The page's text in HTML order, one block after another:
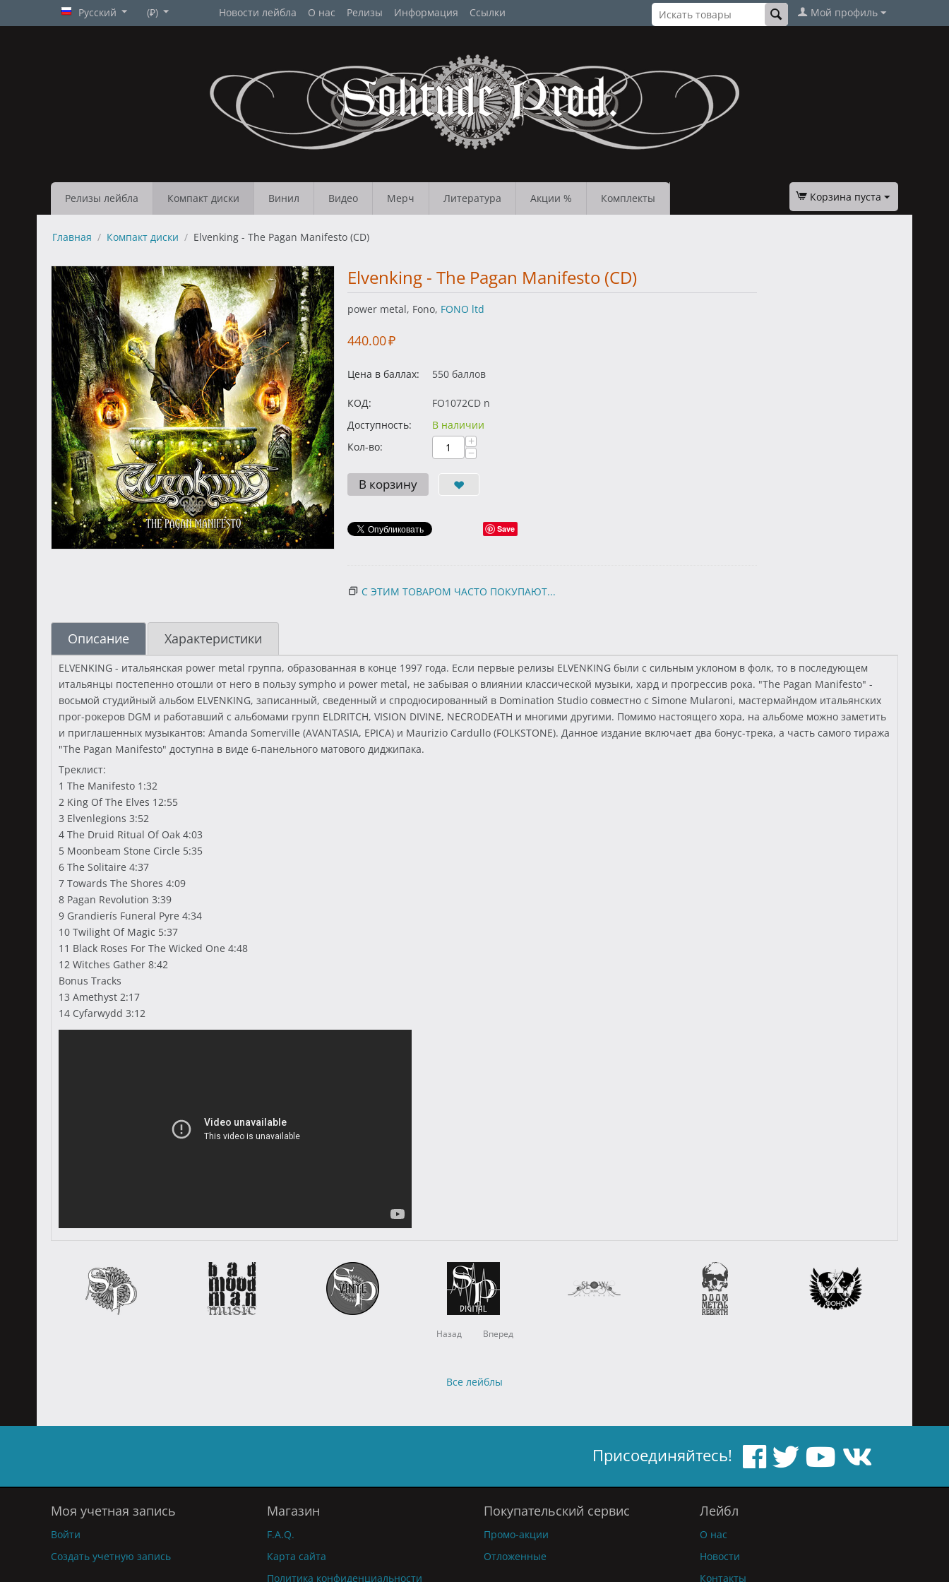
Русский (₽) Новости лейбла О нас Релизы Информация Ссылки Мой профиль
Релизы лейбла Компакт диски Винил Видео Мерч Литература Акции % Комплекты Корзина пуста
Главная / Компакт диски / Elvenking - The Pagan Manifesto (CD)
Elvenking - The Pagan Manifesto (CD)
power metal, Fono, FONO ltd
440.00₽
Цена в баллах: 550 баллов
КОД:
FO1072CD n
Доступность:
В наличии
Кол-во:
+
−
В корзину
Save
С ЭТИМ ТОВАРОМ ЧАСТО ПОКУПАЮТ...
Описание Характеристики
ELVENKING - итальянская power metal группа, образованная в конце 1997 года. Если первые релизы ELVENKING были с сильным уклоном в фолк, то в последующем
итальянцы постепенно отошли от него в пользу sympho и power metal, не забывая о влиянии классической музыки, хард и прогрессив рока. "The Pagan Manifesto" -
восьмой студийный альбом ELVENKING, записанный, сведенный и спродюсированный в Domination Studio совместно с Simone Mularoni, мастермайндом итальянских
прог-рокеров DGM и работавший с альбомами групп ELDRITCH, VISION DIVINE, NECRODEATH и многими другими. Помимо настоящего хора, на альбоме можно заметить
и приглашенных музыкантов: Amanda Somerville (AVANTASIA, EPICA) и Maurizio Cardullo (FOLKSTONE). Данное издание включает два бонус-трека, а часть самого тиража
"The Pagan Manifesto" доступна в виде 6-панельного матового диджипака.
Треклист:
1 The Manifesto 1:32
2 King Of The Elves 12:55
3 Elvenlegions 3:52
4 The Druid Ritual Of Oak 4:03
5 Moonbeam Stone Circle 5:35
6 The Solitaire 4:37
7 Towards The Shores 4:09
8 Pagan Revolution 3:39
9 Grandierís Funeral Pyre 4:34
10 Twilight Of Magic 5:37
11 Black Roses For The Wicked One 4:48
12 Witches Gather 8:42
Bonus Tracks
13 Amethyst 2:17
14 Cyfarwydd 3:12
Назад Вперед
Все лейблы
Присоединяйтесь!
Моя учетная запись
Войти
Создать учетную запись
Магазин
F.A.Q.
Карта сайта
Политика конфиденциальности
Покупательский сервис
Промо-акции
Отложенные
Лейбл
О нас
Новости
Контакты